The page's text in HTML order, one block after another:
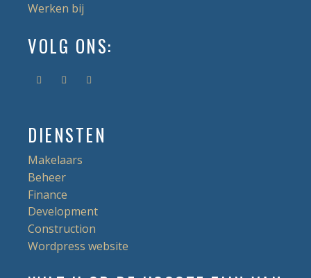
Werken bij
VOLG ONS:
DIENSTEN
Makelaars
Beheer
Finance
Development
Construction
Wordpress website